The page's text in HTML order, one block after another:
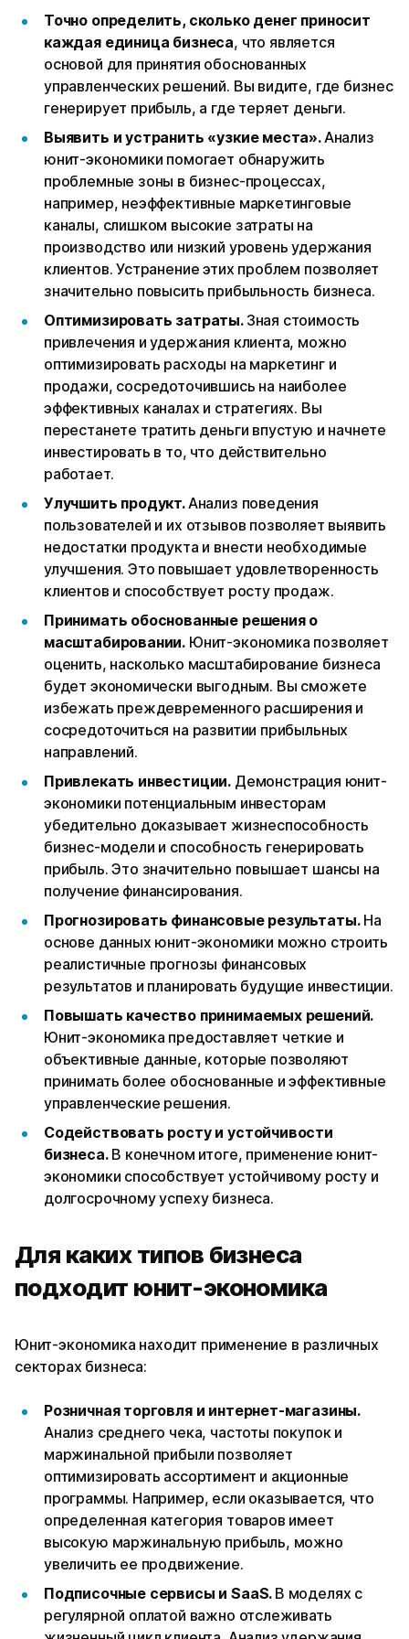
Точно определить, сколько денег приносит
каждая единица бизнеса, что является
основой для принятия обоснованных
управленческих решений. Вы видите, где бизнес
генерирует прибыль, а где теряет деньги.
Выявить и устранить «узкие места».Анализ
юнит-экономики помогает обнаружить
проблемные зоны в бизнес-процессах,
например, неэффективные маркетинговые
каналы, слишком высокие затраты на
производство или низкий уровень удержания
клиентов. Устранение этих проблем позволяет
значительно повысить прибыльность бизнеса.
Оптимизировать затраты. Зная стоимость
привлечения и удержания клиента, можно
оптимизировать расходы на маркетинг и
продажи, сосредоточившись на наиболее
эффективных каналах и стратегиях. Вы
перестанете тратить деньги впустую и начнете
инвестировать в то, что действительно
работает.
Улучшить продукт.Анализ поведения
пользователей и их отзывов позволяет выявить
недостатки продукта и внести необходимые
улучшения. Это повышает удовлетворенность
клиентов и способствует росту продаж.
Принимать обоснованные решения о
масштабировании. Юнит-экономика позволяет
оценить, насколько масштабирование бизнеса
будет экономически выгодным. Вы сможете
избежать преждевременного расширения и
сосредоточиться на развитии прибыльных
направлений.
Привлекать инвестиции. Демонстрация юнит-
экономики потенциальным инвесторам
убедительно доказывает жизнеспособность
бизнес-модели и способность генерировать
прибыль. Это значительно повышает шансы на
получение финансирования.
Прогнозировать финансовые результаты.На
основе данных юнит-экономики можно строить
реалистичные прогнозы финансовых
результатов и планировать будущие инвестиции.
Повышать качество принимаемых решений.
Юнит-экономика предоставляет четкие и
объективные данные, которые позволяют
принимать более обоснованные и эффективные
управленческие решения.
Содействовать росту и устойчивости
бизнеса.В конечном итоге, применение юнит-
экономики способствует устойчивому росту и
долгосрочному успеху бизнеса.
Для каких типов бизнеса
подходит юнит-экономика
Юнит-экономика находит применение в различных
секторах бизнеса:
Розничная торговля и интернет-магазины.
Анализ среднего чека, частоты покупок и
маржинальной прибыли позволяет
оптимизировать ассортимент и акционные
программы. Например, если оказывается, что
определенная категория товаров имеет
высокую маржинальную прибыль, можно
увеличить ее продвижение.
Подписочные сервисы и SaaS. В моделях с
регулярной оплатой важно отслеживать